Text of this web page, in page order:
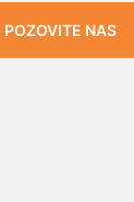
POZOVITE NAS